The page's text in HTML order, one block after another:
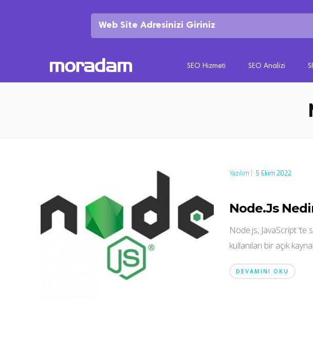
SEO Hizmeti SEO Analizi
Yazılım 5 Ekim 2022
Node.Js
Node.js, JavaScript ‘te
kullanılan bir açık
DEVAMINI OKU